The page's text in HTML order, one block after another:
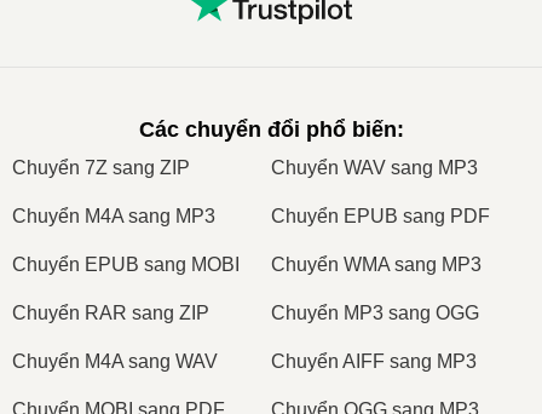
Các chuyển đổi phổ biến:
Сhuyển 7Z sang ZIP Сhuyển WAV sang MP3
Сhuyển M4A sang MP3 Сhuyển EPUB sang PDF
Сhuyển EPUB sang MOBI Сhuyển WMA sang MP3
Сhuyển RAR sang ZIP Сhuyển MP3 sang OGG
Сhuyển M4A sang WAV Сhuyển AIFF sang MP3
Сhuyển MOBI sang PDF Сhuyển OGG sang MP3